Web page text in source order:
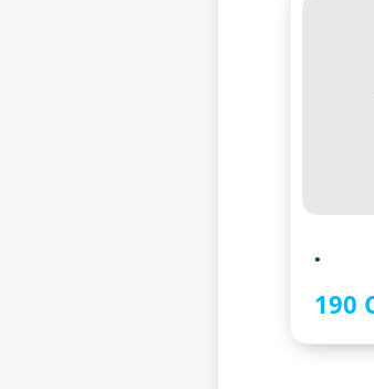
.
190